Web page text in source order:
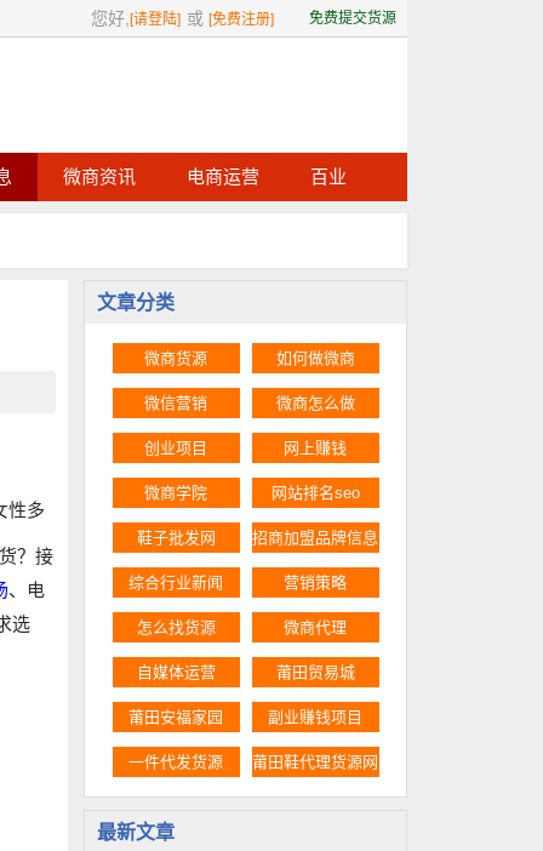
您好, [请登陆] 或 [免费注册] 免费提交货源
微商资讯 电商运营 百业
性多
？接
、电
选
文章分类
微商货源 如何做微商
微信营销 微商怎么做
创业项目 网上赚钱
微商学院 网站排名seo
鞋子批发网 招商加盟品牌信息
综合行业新闻 营销策略
怎么找货源 微商代理
自媒体运营 莆田贸易城
莆田安福家园 副业赚钱项目
一件代发货源 莆田鞋代理货源网
最新文章